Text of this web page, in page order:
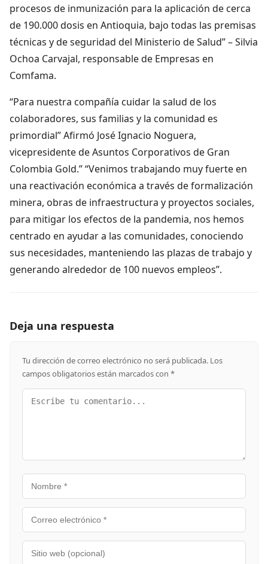
procesos de inmunización para la aplicación de cerca
de 190.000 dosis en Antioquia, bajo todas las premisas
técnicas y de seguridad del Ministerio de Salud” – Silvia
Ochoa Carvajal, responsable de Empresas en
Comfama.
“Para nuestra compañía cuidar la salud de los
colaboradores, sus familias y la comunidad es
primordial” Afirmó José Ignacio Noguera,
vicepresidente de Asuntos Corporativos de Gran
Colombia Gold.” “Venimos trabajando muy fuerte en
una reactivación económica a través de formalización
minera, obras de infraestructura y proyectos sociales,
para mitigar los efectos de la pandemia, nos hemos
centrado en ayudar a las comunidades, conociendo
sus necesidades, manteniendo las plazas de trabajo y
generando alrededor de 100 nuevos empleos”.
Deja una respuesta
Tu dirección de correo electrónico no será publicada. Los
campos obligatorios están marcados con *